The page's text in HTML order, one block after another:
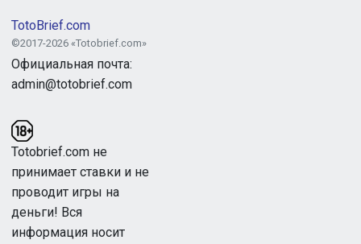
TotoBrief.com
©2017-2026 «Totobrief.com»
Официальная почта:
admin@totobrief.com
Totobrief.com не
принимает ставки и не
проводит игры на
деньги! Вся
информация носит